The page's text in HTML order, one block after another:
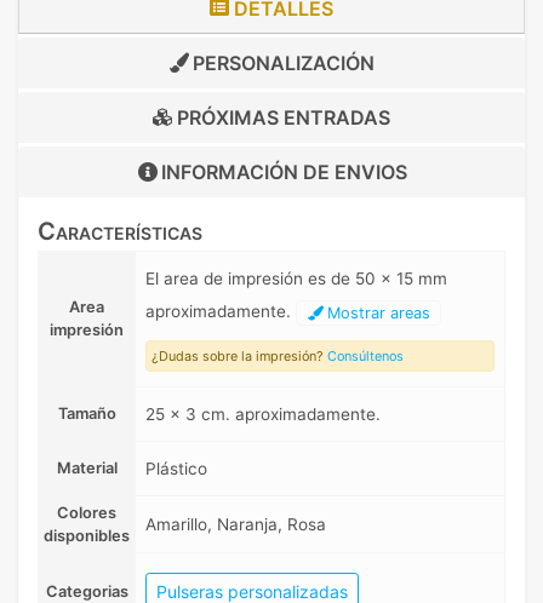
DETALLES
PERSONALIZACIÓN
PRÓXIMAS ENTRADAS
INFORMACIÓN DE ENVIOS
Características
Area
impresión
El area de impresión es de 50 x 15 mm
aproximadamente.
Mostrar areas
¿Dudas sobre la impresión? Consúltenos
Tamaño 25 x 3 cm. aproximadamente.
Material Plástico
Colores
disponibles
Amarillo, Naranja, Rosa
Categorias Pulseras personalizadas